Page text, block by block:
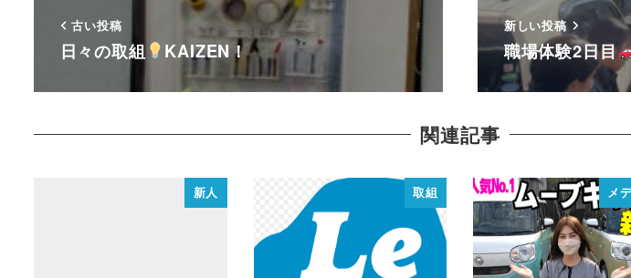
古い投稿
日々の取組 KAIZEN！
新しい投稿
職場体験2日目
関連記事
新人 取組 メ